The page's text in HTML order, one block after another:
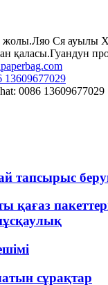
Ся ауылы
қаласы.Гуандун
13609677029
0086 13609677029
тапсырыс
қағаз
сұрақтар